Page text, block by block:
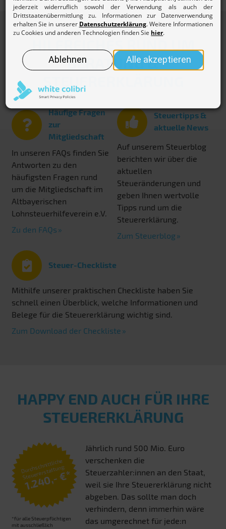
BERATUNG &
STEUERERKLÄRUNG
Häufige Fragen
zur
Mitgliedschaft
In unseren FAQs finden Sie
Antworten zu den
häufigsten Fragen rund
um die Mitgliedschaft im
Altbayerischen
Lohnsteuerhilfeverein e.V.
Zu den FAQs
Steuertipps &
aktuelle News
Auf unserem Steuerblog
berichten wir über die
aktuellen
Steueränderungen und
geben Ihnen wertvolle
Tipps rund um die
Steuererklärung.
Zum Steuerblog
Steuer-Checkliste
Mithilfe unserer praktischen Checkliste haben Sie
schnell einen Überblick, welche Informationen und
Belege für die Steuererklärung wichtig sind.
Zum Download der Checkliste
HAPPY END AUCH FÜR IHRE
STEUERERKLÄRUNG
Durchschnittliche
Steuererstattung:
1.240,- €*
*für alle Steuerpflichtigen
mit ausschließlich
Jährlich rund 500 Mio. Euro
verschenken die
Steuerzahler:innen an den Staat,
weil sie Ihre Steuererklärung nicht
abgeben. Das sollte man doch
verhindern, denn immerhin wäre
das umgerechnet für jede:n